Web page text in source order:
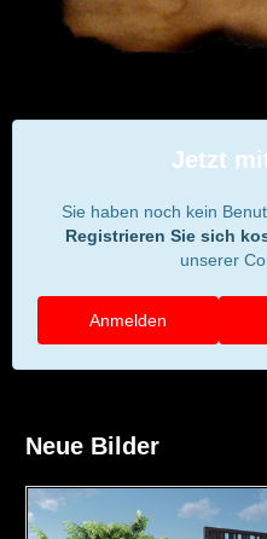
Jetzt
Sie haben noch kein
Registrieren Sie sich
unserer
Anmelden
Neue Bilder